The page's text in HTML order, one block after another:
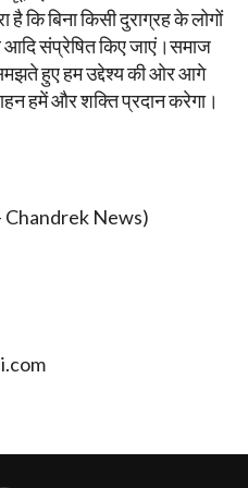
है कि बिना किसी दुराग्रह के लोगों
संप्रेषित किए जाएं।समाज
हुए हम उद्देश्य की ओर आगे
हमें और शक्ति प्रदान करेगा।